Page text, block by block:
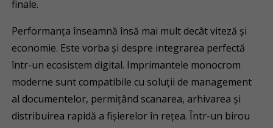
finale.
Performanța înseamnă însă mai mult decât viteză și
economie. Este vorba și despre integrarea perfectă
într-un ecosistem digital. Imprimantele monocrom
moderne sunt compatibile cu soluții de management
al documentelor, permițând scanarea, arhivarea și
distribuirea rapidă a fișierelor în rețea. Într-un birou